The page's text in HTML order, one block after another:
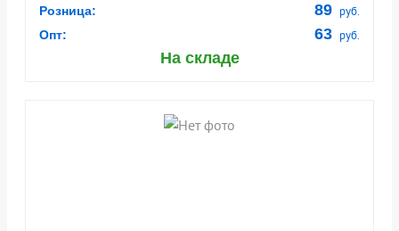
«БАРЬЕР», 200 мл (заказ от 500 шт.) (9024771)
Розница: 89 руб.
Опт: 63 руб.
На складе